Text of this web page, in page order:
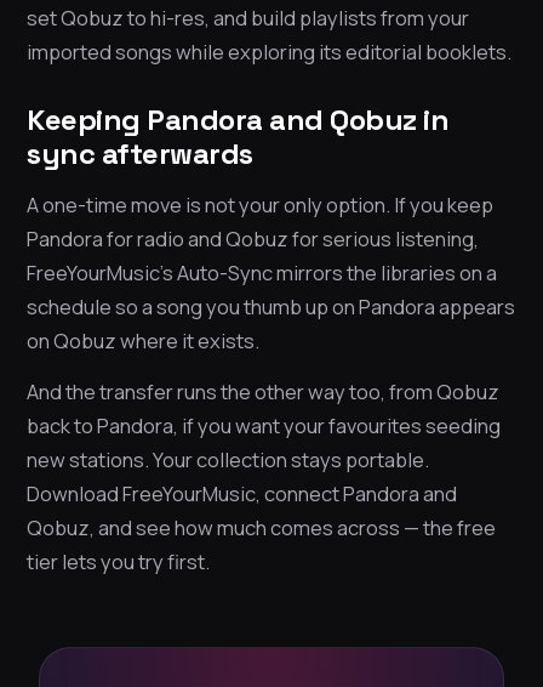
set Qobuz to hi-res, and build playlists from your
imported songs while exploring its editorial booklets.
Keeping Pandora and Qobuz in
sync afterwards
A one-time move is not your only option. If you keep
Pandora for radio and Qobuz for serious listening,
FreeYourMusic’s Auto-Sync mirrors the libraries on a
schedule so a song you thumb up on Pandora appears
on Qobuz where it exists.
And the transfer runs the other way too, from Qobuz
back to Pandora, if you want your favourites seeding
new stations. Your collection stays portable.
Download FreeYourMusic, connect Pandora and
Qobuz, and see how much comes across — the free
tier lets you try first.